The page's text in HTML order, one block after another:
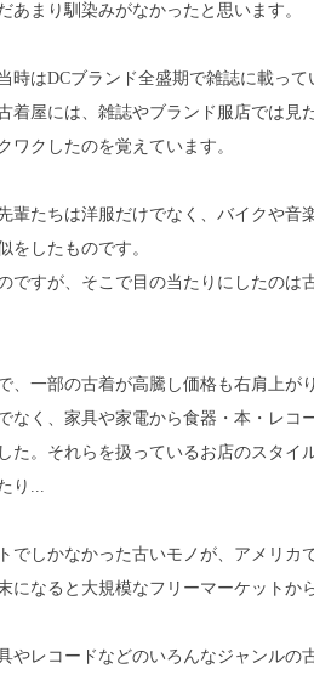
まり馴染みがなかったと思います。
時はDCブランド全盛期で雑誌に載っ
着屋には、雑誌やブランド服店では見
ワクしたのを覚えています。
輩たちは洋服だけでなく、バイクや音
をしたものです。
ですが、そこで目の当たりにしたのは
、一部の古着が高騰し価格も右肩上が
なく、家具や家電から食器・本・レコ
た。それらを扱っているお店のスタイ
り...
でしかなかった古いモノが、アメリカ
になると大規模なフリーマーケットか
やレコードなどのいろんなジャンルの